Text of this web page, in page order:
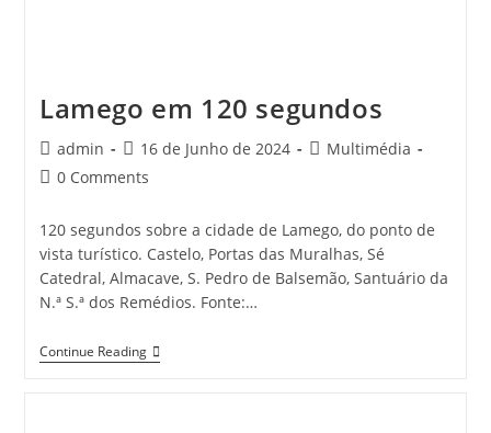
Lamego em 120 segundos
Post
author:
admin
Post
published:
16 de Junho de 2024
PostMultimédia
Post0 Comments
120 segundos sobre a cidade de Lamego, do ponto de
vista turístico. Castelo, Portas das Muralhas, Sé
Catedral, Almacave, S. Pedro de Balsemão, Santuário da
N.ª S.ª dos Remédios. Fonte:…
Continue ReadingLamego
Em